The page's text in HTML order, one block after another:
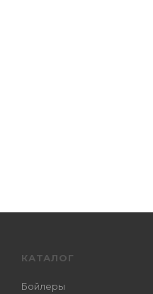
КАТАЛОГ
Бойлеры